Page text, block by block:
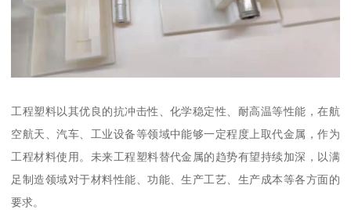
工程塑料以其优良的抗冲击性、化学稳定性、耐高温等性能，在航
空航天、汽车、工业设备等领域中能够一定程度上取代金属，作为
工程材料使用。未来工程塑料替代金属的趋势有望持续加深，以满
足制造领域对于材料性能、功能、生产工艺、生产成本等各方面的
要求。